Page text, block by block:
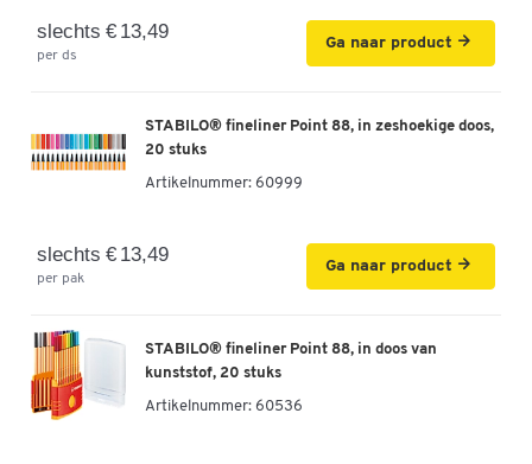
slechts € 13,49
per ds
Ga naar product
STABILO® fineliner Point 88, in zeshoekige doos,
20 stuks
Artikelnummer: 60999
slechts € 13,49
per pak
Ga naar product
STABILO® fineliner Point 88, in doos van
kunststof, 20 stuks
Artikelnummer: 60536